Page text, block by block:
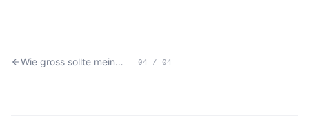
Wie gross sollte meine Photovoltaikanlage sein? 04 / 04